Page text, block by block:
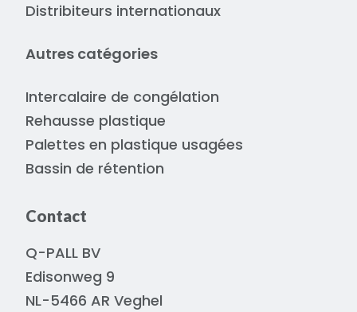
Distribiteurs internationaux
Autres catégories
Intercalaire de congélation
Rehausse plastique
Palettes en plastique usagées
Bassin de rétention
Contact
Q-PALL BV
Edisonweg 9
NL-5466 AR Veghel